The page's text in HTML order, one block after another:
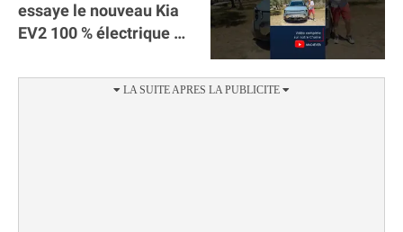
essaye le nouveau Kia
EV2 100 % électrique ⚡️!
autonomie.